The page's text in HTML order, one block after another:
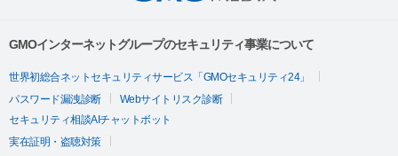
GMOインターネットグループのセキュリティ事業について
世界初総合ネットセキュリティサービス「GMOセキュリティ24」
パスワード漏洩診断
Webサイトリスク診断
セキュリティ相談AIチャットボット
実在証明・盗聴対策